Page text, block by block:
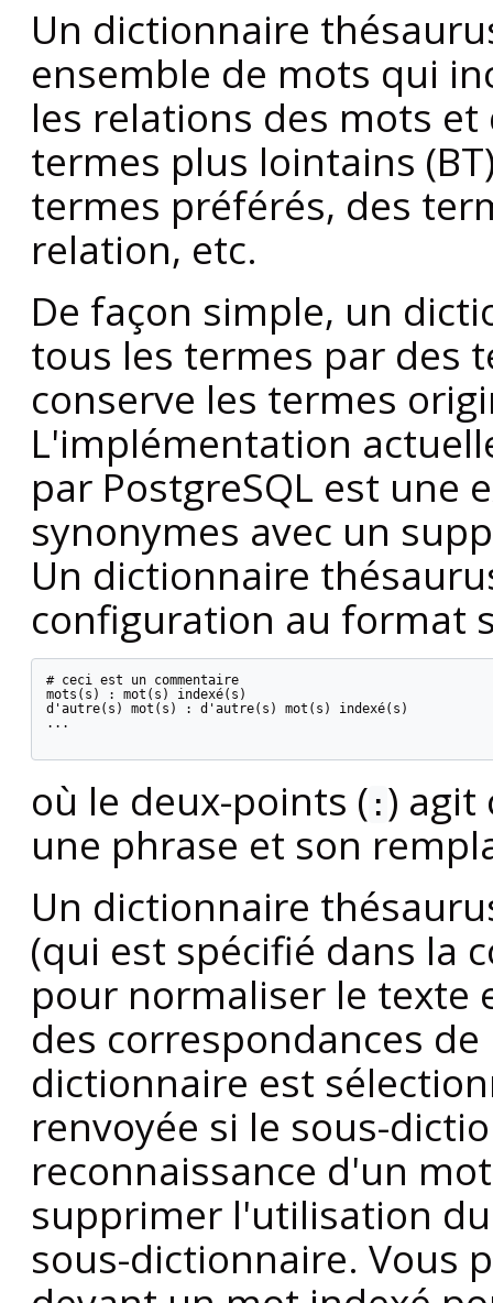
Un dictionnaire
ensemble de mots qui
les relations des mots
termes plus lointains (BT
termes préférés, des
relation, etc.
De façon simple, un
tous les termes par des
conserve les termes
L'implémentation
par PostgreSQL est une
synonymes avec un
Un dictionnaire
configuration au format
# ceci est un commentaire
mots(s) : mot(s) indexé(s)
d'autre(s) mot(s) : d'autre(s) mot(s) indexé(s)
...
où le deux-points ( : )
une phrase et son
Un dictionnaire
(qui est spécifié dans la
pour normaliser le texte
des correspondances
dictionnaire est
renvoyée si le sous-
reconnaissance d'un
supprimer l'utilisation
sous-dictionnaire. Vous